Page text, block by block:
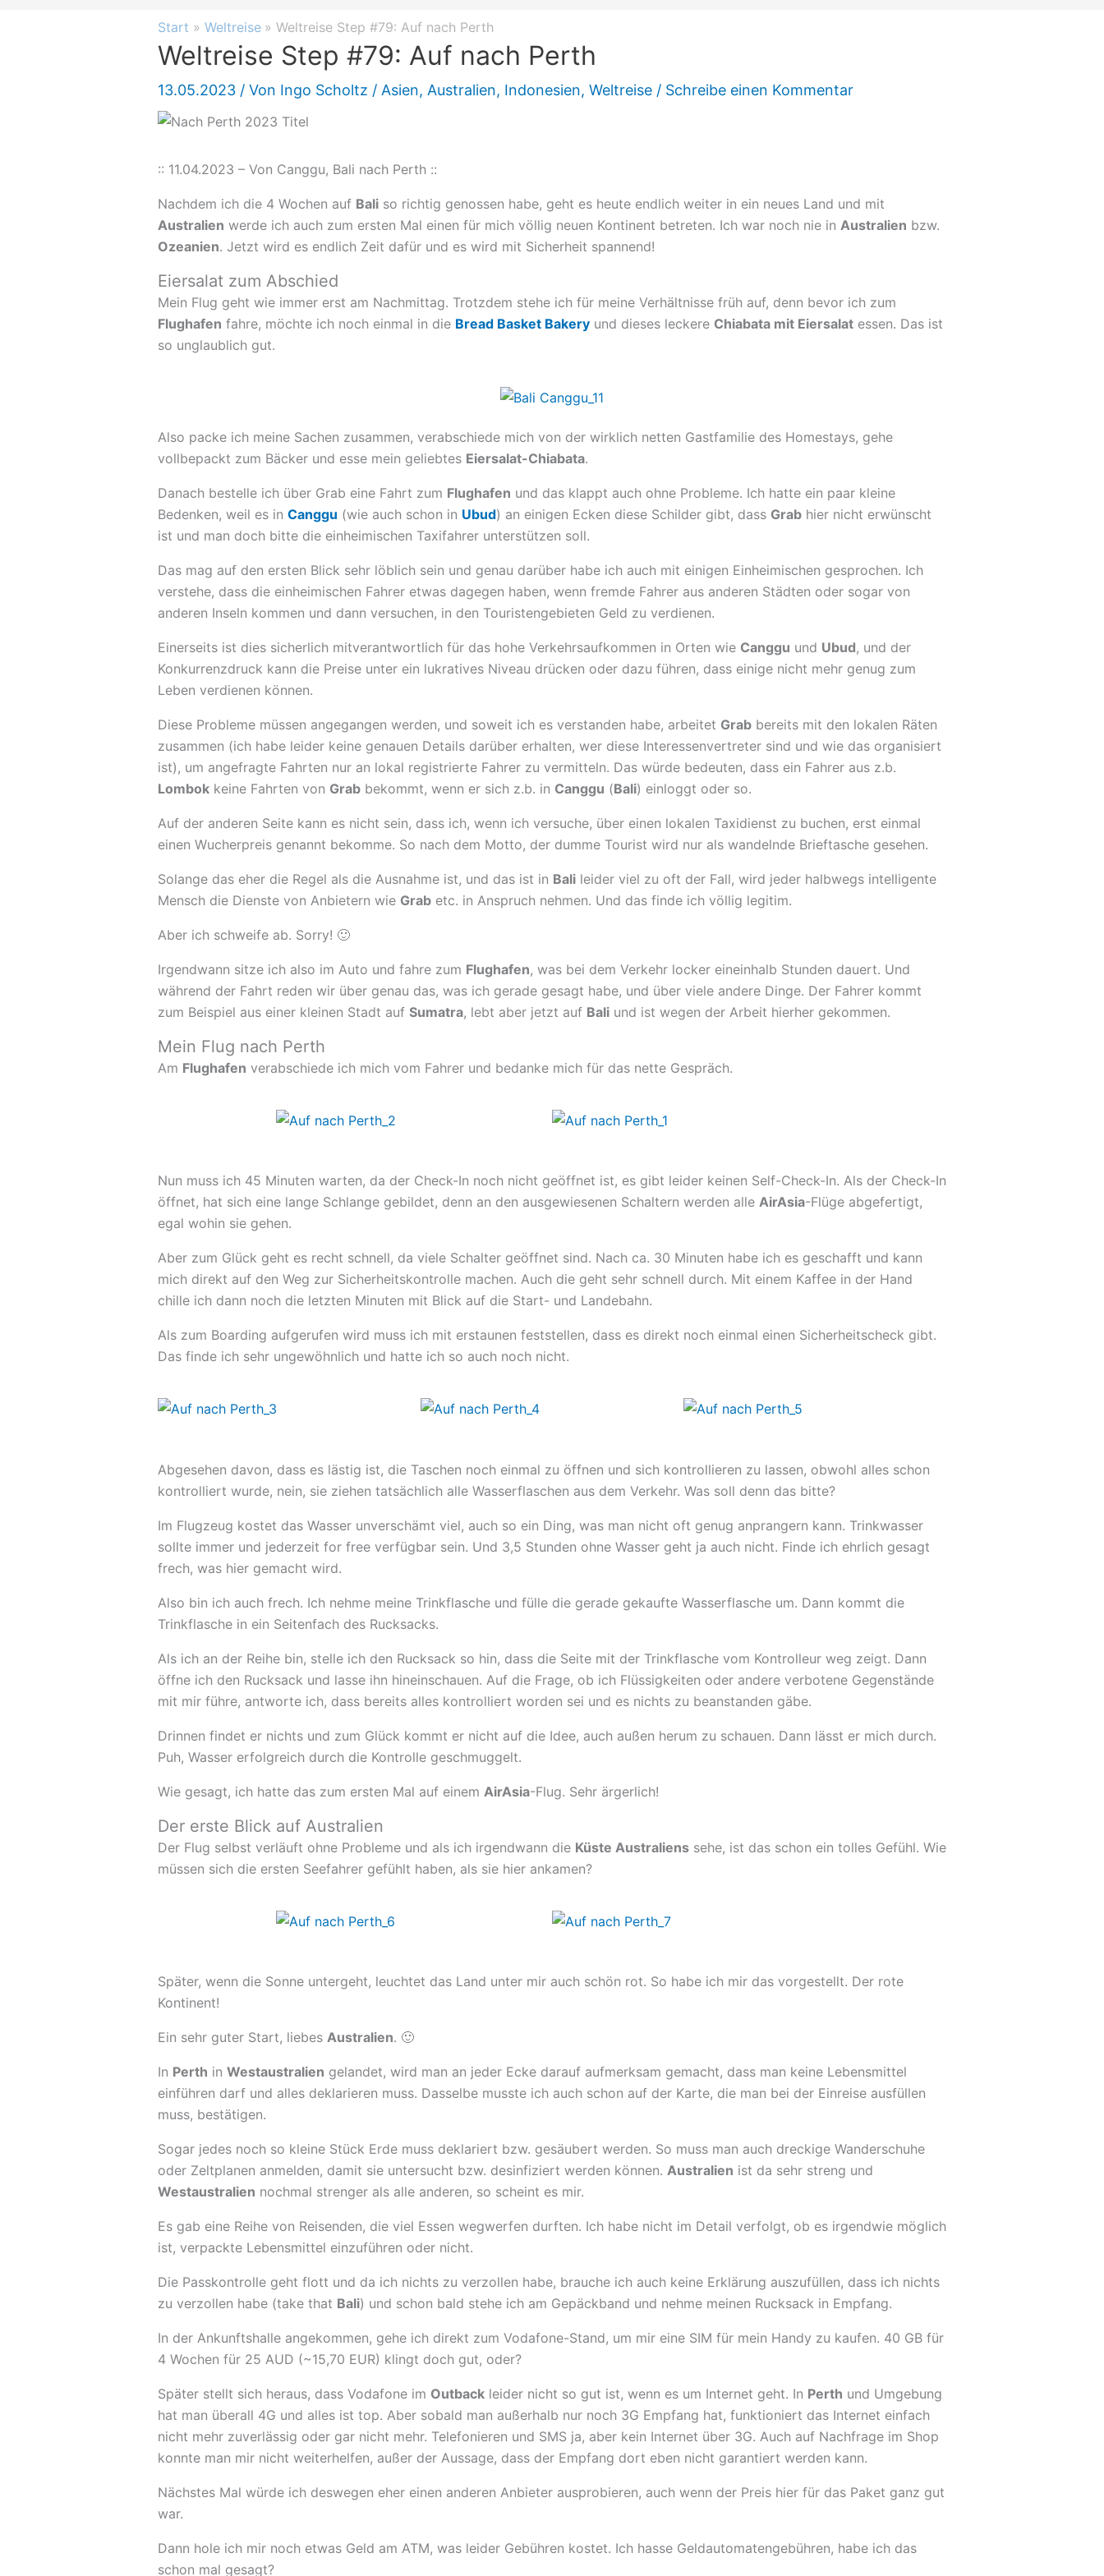
Start Weltreise Weltreise Step #79: Auf nach Perth
Weltreise Step #79: Auf nach Perth
13.05.2023 / Von Ingo Scholtz / Asien, Australien, Indonesien, Weltreise / Schreibe einen Kommentar
:: 11.04.2023 – Von Canggu, Bali nach Perth ::
Nachdem ich die 4 Wochen auf Bali so richtig genossen habe, geht es heute endlich weiter in ein neues Land und mit
Australien werde ich auch zum ersten Mal einen für mich völlig neuen Kontinent betreten. Ich war noch nie in Australien bzw.
Ozeanien. Jetzt wird es endlich Zeit dafür und es wird mit Sicherheit spannend!
Eiersalat zum Abschied
Mein Flug geht wie immer erst am Nachmittag. Trotzdem stehe ich für meine Verhältnisse früh auf, denn bevor ich zum
Flughafen fahre, möchte ich noch einmal in die Bread Basket Bakery und dieses leckere Chiabata mit Eiersalat essen. Das ist
so unglaublich gut.
Also packe ich meine Sachen zusammen, verabschiede mich von der wirklich netten Gastfamilie des Homestays, gehe
vollbepackt zum Bäcker und esse mein geliebtes Eiersalat-Chiabata.
Danach bestelle ich über Grab eine Fahrt zum Flughafen und das klappt auch ohne Probleme. Ich hatte ein paar kleine
Bedenken, weil es in Canggu (wie auch schon in Ubud) an einigen Ecken diese Schilder gibt, dass Grab hier nicht erwünscht
ist und man doch bitte die einheimischen Taxifahrer unterstützen soll.
Das mag auf den ersten Blick sehr löblich sein und genau darüber habe ich auch mit einigen Einheimischen gesprochen. Ich
verstehe, dass die einheimischen Fahrer etwas dagegen haben, wenn fremde Fahrer aus anderen Städten oder sogar von
anderen Inseln kommen und dann versuchen, in den Touristengebieten Geld zu verdienen.
Einerseits ist dies sicherlich mitverantwortlich für das hohe Verkehrsaufkommen in Orten wie Canggu und Ubud, und der
Konkurrenzdruck kann die Preise unter ein lukratives Niveau drücken oder dazu führen, dass einige nicht mehr genug zum
Leben verdienen können.
Diese Probleme müssen angegangen werden, und soweit ich es verstanden habe, arbeitet Grab bereits mit den lokalen Räten
zusammen (ich habe leider keine genauen Details darüber erhalten, wer diese Interessenvertreter sind und wie das organisiert
ist), um angefragte Fahrten nur an lokal registrierte Fahrer zu vermitteln. Das würde bedeuten, dass ein Fahrer aus z.b.
Lombok keine Fahrten von Grab bekommt, wenn er sich z.b. in Canggu (Bali) einloggt oder so.
Auf der anderen Seite kann es nicht sein, dass ich, wenn ich versuche, über einen lokalen Taxidienst zu buchen, erst einmal
einen Wucherpreis genannt bekomme. So nach dem Motto, der dumme Tourist wird nur als wandelnde Brieftasche gesehen.
Solange das eher die Regel als die Ausnahme ist, und das ist in Bali leider viel zu oft der Fall, wird jeder halbwegs intelligente
Mensch die Dienste von Anbietern wie Grab etc. in Anspruch nehmen. Und das finde ich völlig legitim.
Aber ich schweife ab. Sorry! 🙂
Irgendwann sitze ich also im Auto und fahre zum Flughafen, was bei dem Verkehr locker eineinhalb Stunden dauert. Und
während der Fahrt reden wir über genau das, was ich gerade gesagt habe, und über viele andere Dinge. Der Fahrer kommt
zum Beispiel aus einer kleinen Stadt auf Sumatra, lebt aber jetzt auf Bali und ist wegen der Arbeit hierher gekommen.
Mein Flug nach Perth
Am Flughafen verabschiede ich mich vom Fahrer und bedanke mich für das nette Gespräch.
Nun muss ich 45 Minuten warten, da der Check-In noch nicht geöffnet ist, es gibt leider keinen Self-Check-In. Als der Check-In
öffnet, hat sich eine lange Schlange gebildet, denn an den ausgewiesenen Schaltern werden alle AirAsia-Flüge abgefertigt,
egal wohin sie gehen.
Aber zum Glück geht es recht schnell, da viele Schalter geöffnet sind. Nach ca. 30 Minuten habe ich es geschafft und kann
mich direkt auf den Weg zur Sicherheitskontrolle machen. Auch die geht sehr schnell durch. Mit einem Kaffee in der Hand
chille ich dann noch die letzten Minuten mit Blick auf die Start- und Landebahn.
Als zum Boarding aufgerufen wird muss ich mit erstaunen feststellen, dass es direkt noch einmal einen Sicherheitscheck gibt.
Das finde ich sehr ungewöhnlich und hatte ich so auch noch nicht.
Abgesehen davon, dass es lästig ist, die Taschen noch einmal zu öffnen und sich kontrollieren zu lassen, obwohl alles schon
kontrolliert wurde, nein, sie ziehen tatsächlich alle Wasserflaschen aus dem Verkehr. Was soll denn das bitte?
Im Flugzeug kostet das Wasser unverschämt viel, auch so ein Ding, was man nicht oft genug anprangern kann. Trinkwasser
sollte immer und jederzeit for free verfügbar sein. Und 3,5 Stunden ohne Wasser geht ja auch nicht. Finde ich ehrlich gesagt
frech, was hier gemacht wird.
Also bin ich auch frech. Ich nehme meine Trinkflasche und fülle die gerade gekaufte Wasserflasche um. Dann kommt die
Trinkflasche in ein Seitenfach des Rucksacks.
Als ich an der Reihe bin, stelle ich den Rucksack so hin, dass die Seite mit der Trinkflasche vom Kontrolleur weg zeigt. Dann
öffne ich den Rucksack und lasse ihn hineinschauen. Auf die Frage, ob ich Flüssigkeiten oder andere verbotene Gegenstände
mit mir führe, antworte ich, dass bereits alles kontrolliert worden sei und es nichts zu beanstanden gäbe.
Drinnen findet er nichts und zum Glück kommt er nicht auf die Idee, auch außen herum zu schauen. Dann lässt er mich durch.
Puh, Wasser erfolgreich durch die Kontrolle geschmuggelt.
Wie gesagt, ich hatte das zum ersten Mal auf einem AirAsia-Flug. Sehr ärgerlich!
Der erste Blick auf Australien
Der Flug selbst verläuft ohne Probleme und als ich irgendwann die Küste Australiens sehe, ist das schon ein tolles Gefühl. Wie
müssen sich die ersten Seefahrer gefühlt haben, als sie hier ankamen?
Später, wenn die Sonne untergeht, leuchtet das Land unter mir auch schön rot. So habe ich mir das vorgestellt. Der rote
Kontinent!
Ein sehr guter Start, liebes Australien. 🙂
In Perth in Westaustralien gelandet, wird man an jeder Ecke darauf aufmerksam gemacht, dass man keine Lebensmittel
einführen darf und alles deklarieren muss. Dasselbe musste ich auch schon auf der Karte, die man bei der Einreise ausfüllen
muss, bestätigen.
Sogar jedes noch so kleine Stück Erde muss deklariert bzw. gesäubert werden. So muss man auch dreckige Wanderschuhe
oder Zeltplanen anmelden, damit sie untersucht bzw. desinfiziert werden können. Australien ist da sehr streng und
Westaustralien nochmal strenger als alle anderen, so scheint es mir.
Es gab eine Reihe von Reisenden, die viel Essen wegwerfen durften. Ich habe nicht im Detail verfolgt, ob es irgendwie möglich
ist, verpackte Lebensmittel einzuführen oder nicht.
Die Passkontrolle geht flott und da ich nichts zu verzollen habe, brauche ich auch keine Erklärung auszufüllen, dass ich nichts
zu verzollen habe (take that Bali) und schon bald stehe ich am Gepäckband und nehme meinen Rucksack in Empfang.
In der Ankunftshalle angekommen, gehe ich direkt zum Vodafone-Stand, um mir eine SIM für mein Handy zu kaufen. 40 GB für
4 Wochen für 25 AUD (~15,70 EUR) klingt doch gut, oder?
Später stellt sich heraus, dass Vodafone im Outback leider nicht so gut ist, wenn es um Internet geht. In Perth und Umgebung
hat man überall 4G und alles ist top. Aber sobald man außerhalb nur noch 3G Empfang hat, funktioniert das Internet einfach
nicht mehr zuverlässig oder gar nicht mehr. Telefonieren und SMS ja, aber kein Internet über 3G. Auch auf Nachfrage im Shop
konnte man mir nicht weiterhelfen, außer der Aussage, dass der Empfang dort eben nicht garantiert werden kann.
Nächstes Mal würde ich deswegen eher einen anderen Anbieter ausprobieren, auch wenn der Preis hier für das Paket ganz gut
war.
Dann hole ich mir noch etwas Geld am ATM, was leider Gebühren kostet. Ich hasse Geldautomatengebühren, habe ich das
schon mal gesagt?